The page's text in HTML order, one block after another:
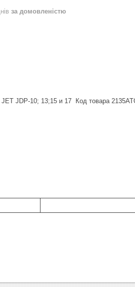
за домовленістю
JDP-10; 13;15 и 17 Код товара